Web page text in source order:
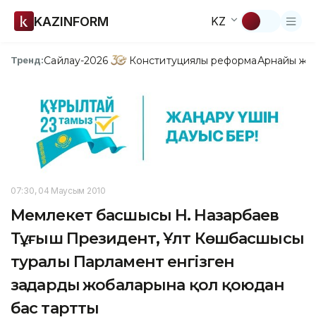
KAZINFORM KZ
Тренд:Сайлау-2026 Конституциялық реформаАрнайы
07:30, 04 Маусым 2010
Мемлекет басшысы Н. Назарбаев
Тұңғыш Президент, Ұлт Көшбасшысы
туралы Парламент енгізген
заңдардың жобаларына қол қоюдан
бас тартты